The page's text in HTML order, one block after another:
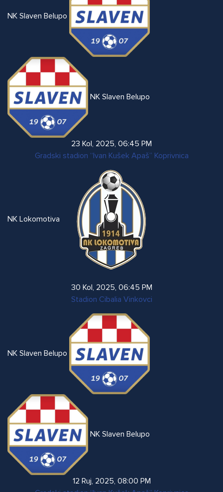
NK Slaven Belupo
NK Slaven Belupo
23 Kol, 2025, 06:45 PM
Gradski stadion “Ivan Kušek Apaš” Koprivnica
NK Lokomotiva
30 Kol, 2025, 06:45 PM
Stadion Cibalia Vinkovci
NK Slaven Belupo
NK Slaven Belupo
12 Ruj, 2025, 08:00 PM